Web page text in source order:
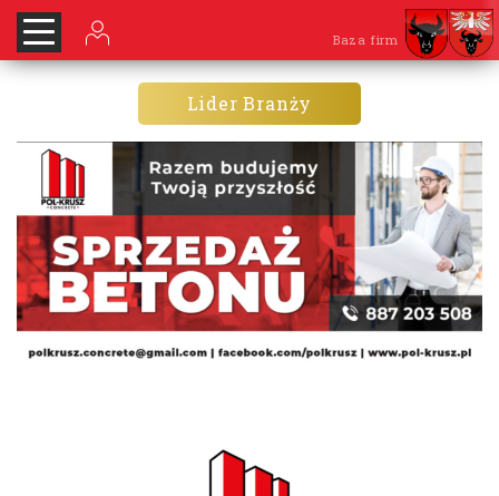
Baza firm
Lider Branży